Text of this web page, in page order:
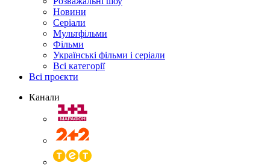
Новини
Серіали
Мультфільми
Фільми
Українські фільми і серіали
Всі категорії
Всі проєкти
Канали